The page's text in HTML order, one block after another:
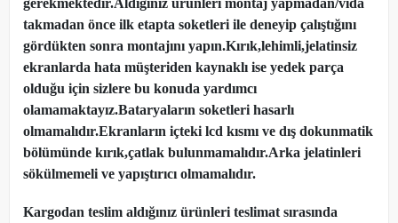
gerekmektedir.Aldığınız ürünleri montaj yapmadan/vida
takmadan önce ilk etapta soketleri ile deneyip çalıştığını
gördükten sonra montajını yapın.Kırık,lehimli,jelatinsiz
ekranlarda hata müşteriden kaynaklı ise yedek parça
olduğu için sizlere bu konuda yardımcı
olamamaktayız.Bataryaların soketleri hasarlı
olmamalıdır.Ekranların içteki lcd kısmı ve dış dokunmatik
bölümünde kırık,çatlak bulunmamalıdır.Arka jelatinleri
sökülmemeli ve yapıştırıcı olmamalıdır.
Kargodan teslim aldığınız ürünleri teslimat sırasında